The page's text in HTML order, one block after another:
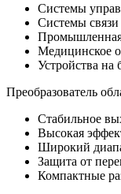
Системы
Системы связи
Промышленная
Медицинское
Устройства на
Преобразователь
Стабильное
Высокая
Широкий
Защита от
Компактные